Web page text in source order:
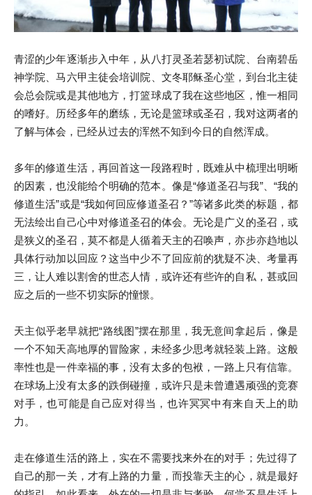
青涩的少年逐渐步入中年，从八打灵圣若瑟初试院、台南碧岳
神学院、马六甲主徒会培训院、文冬耶稣圣心堂，到台北主徒
会总会院或是其他地方，打篮球成了我在这些地区，惟一相同
的嗜好。历经多年的磨练，无论是篮球或圣召，我对这两者的
了解与体会，已经从过去的浑然不知到今日的自然浑成。
多年的修道生活，再回首这一段路程时，既难从中梳理出明晰
的因素，也没能给个明确的范本。像是“修道圣召与我”、“我的
修道生活”或是“我如何回应修道圣召？”等诸多此类的标题，都
无法绘出自己心中对修道圣召的体会。无论是广义的圣召，或
是狭义的圣召，莫不都是人循着天主的召唤声，亦步亦趋地以
具体行动加以回应？这当中少不了回应前的犹疑不决、考量再
三，让人难以割舍的世态人情，或许还有些许的自私，甚或回
应之后的一些不切实际的憧憬。
天主似乎老早就把“路线图”摆在那里，我无意间拿起后，像是
一个不知天高地厚的冒险家，未经多少思考就轻装上路。这般
率性也是一件幸福的事，没有太多的包袱，一路上只有信靠。
在球场上没有太多的跌倒碰撞，或许只是未曾遭遇顽强的竞赛
对手，也可能是自己应对得当，也许冥冥中有来自天上的助
力。
走在修道生活的路上，实在不需要找来外在的对手；先过得了
自己的那一关，才有上路的力量，而投靠天主的心，就是最好